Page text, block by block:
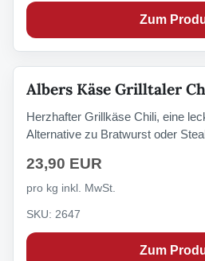
Zum
Albers Käse Grilltaler
Herzhafter Grillkäse Chili, eine
Alternative zu Bratwurst oder
23,90 EUR
pro kg inkl. MwSt.
SKU: 2647
Zum